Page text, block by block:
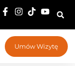
Umów Wizytę